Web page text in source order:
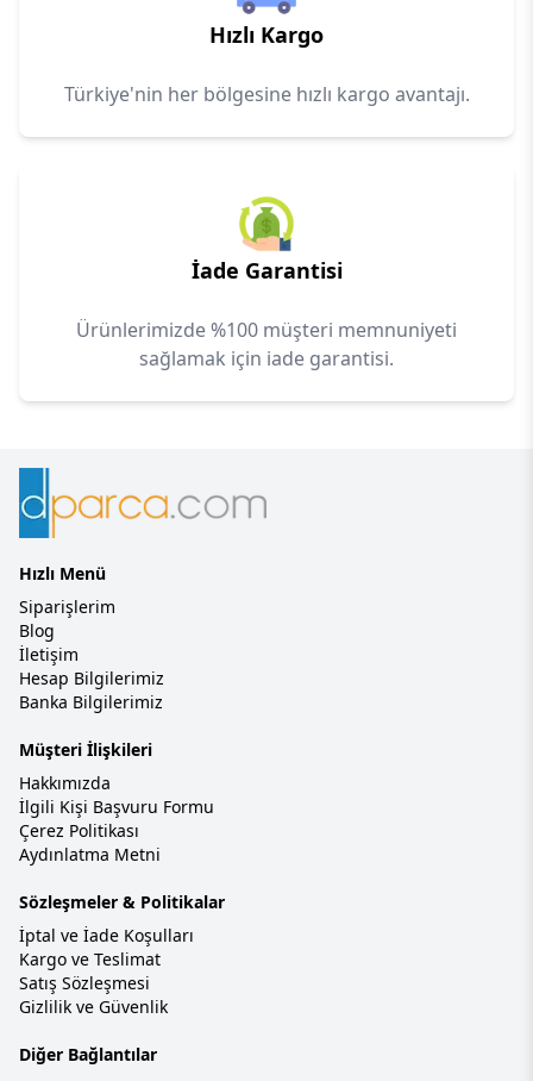
Hızlı Kargo
Türkiye'nin her bölgesine hızlı kargo avantajı.
İade Garantisi
Ürünlerimizde %100 müşteri memnuniyeti
sağlamak için iade garantisi.
Hızlı Menü
Siparişlerim
Blog
İletişim
Hesap Bilgilerimiz
Banka Bilgilerimiz
Müşteri İlişkileri
Hakkımızda
İlgili Kişi Başvuru Formu
Çerez Politikası
Aydınlatma Metni
Sözleşmeler & Politikalar
İptal ve İade Koşulları
Kargo ve Teslimat
Satış Sözleşmesi
Gizlilik ve Güvenlik
Diğer Bağlantılar